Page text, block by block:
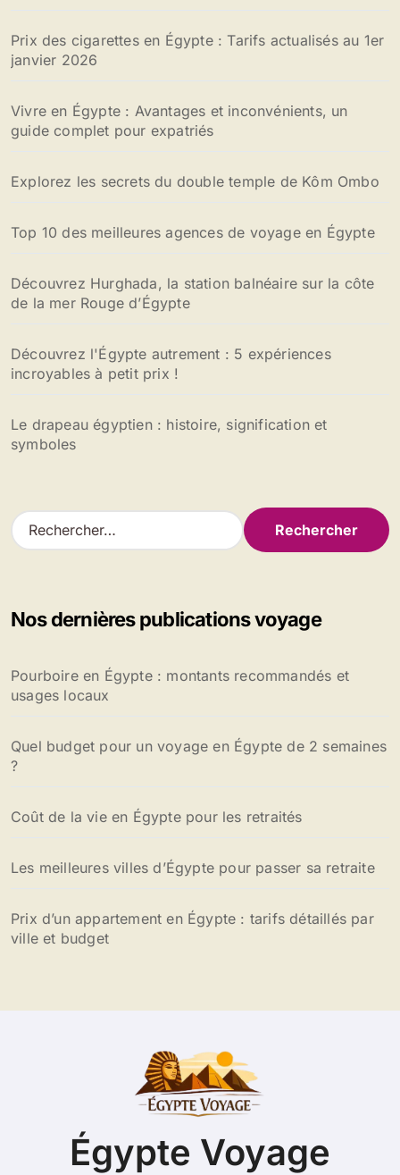
Prix des cigarettes en Égypte : Tarifs actualisés au 1er
janvier 2026
Vivre en Égypte : Avantages et inconvénients, un
guide complet pour expatriés
Explorez les secrets du double temple de Kôm Ombo
Top 10 des meilleures agences de voyage en Égypte
Découvrez Hurghada, la station balnéaire sur la côte
de la mer Rouge d’Égypte
Découvrez l'Égypte autrement : 5 expériences
incroyables à petit prix !
Le drapeau égyptien : histoire, signification et
symboles
R
e
r
e
r
Nos dernières publications voyage
Pourboire en Égypte : montants recommandés et
usages locaux
Quel budget pour un voyage en Égypte de 2 semaines
?
Coût de la vie en Égypte pour les retraités
Les meilleures villes d’Égypte pour passer sa retraite
Prix d’un appartement en Égypte : tarifs détaillés par
ville et budget
Égypte Voyage